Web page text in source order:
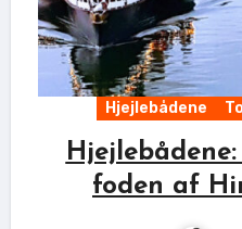
Hjejlebådene
foden af